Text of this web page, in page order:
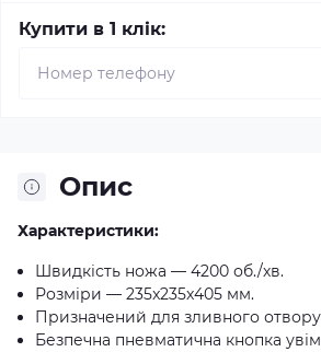
Купити в 1 клік:
Опис
Характеристики:
Швидкість ножа — 4200 об./хв.
Розміри — 235x235x405 мм.
Призначений для зливного
Безпечна пневматична кнопка